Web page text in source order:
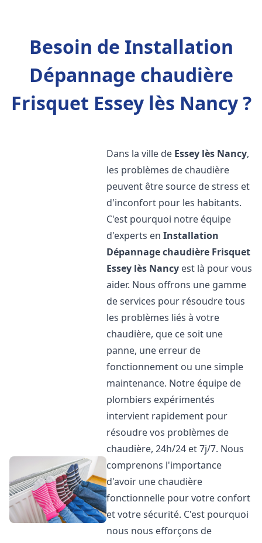
Besoin de Installation
Dépannage chaudière
Frisquet Essey lès Nancy ?
Dans la ville de Essey lès Nancy,
les problèmes de chaudière
peuvent être source de stress et
d'inconfort pour les habitants.
C'est pourquoi notre équipe
d'experts enInstallation
Dépannage chaudière Frisquet
Essey lès Nancy est là pour vous
aider. Nous offrons une gamme
de services pour résoudre tous
les problèmes liés à votre
chaudière, que ce soit une
panne, une erreur de
fonctionnement ou une simple
maintenance. Notre équipe de
plombiers expérimentés
intervient rapidement pour
résoudre vos problèmes de
chaudière, 24h/24 et 7j/7. Nous
comprenons l'importance
d'avoir une chaudière
fonctionnelle pour votre confort
et votre sécurité. C'est pourquoi
nous nous efforçons de